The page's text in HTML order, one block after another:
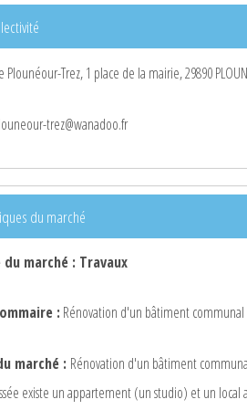
Trez, 1 place de la mairie, 29890
trez@wanadoo.fr
du marché
marché : Travaux
: Rénovation d'un bâtiment communal
marché : Rénovation d'un bâtiment
existe un appartement (un studio) et un local